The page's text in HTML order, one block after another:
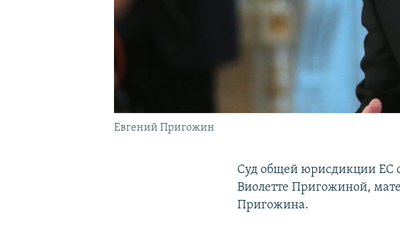
Евгений Пригожин
Суд общей юрисдикции ЕС
Виолетте Пригожиной,
Пригожина.